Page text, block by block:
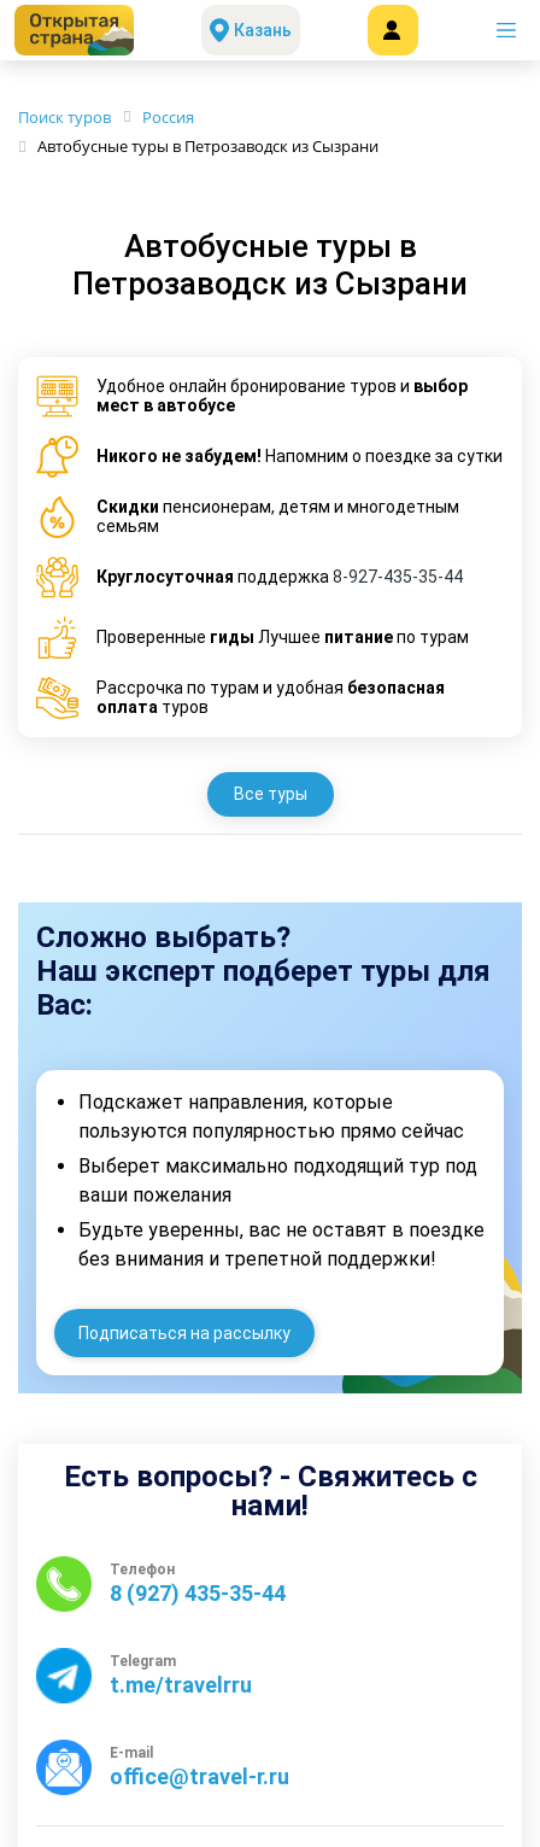
Казань
Поиск туров
Россия
Автобусные туры в Петрозаводск из Сызрани
Автобусные туры в
Петрозаводск из Сызрани
Удобное онлайн бронирование туров и выбор
мест в автобусе
Никого не забудем! Напомним о поездке за сутки
Cкидки пенсионерам, детям и многодетным
семьям
Круглосуточная поддержка 8-927-435-35-44
Проверенные гиды Лучшее питаниепо турам
Рассрочка по турам и удобная безопасная
оплата туров
Все туры
Сложно выбрать?
Наш эксперт подберет туры для
Вас:
Подскажет направления, которые
пользуются популярностью прямо сейчас
Выберет максимально подходящий тур под
ваши пожелания
Будьте уверенны, вас не оставят в поездке
без внимания и трепетной поддержки!
Подписаться на рассылку
Есть вопросы? - Свяжитесь с
нами!
Телефон
8 (927) 435-35-44
Telegram
t.me/travelrru
E-mail
office@travel-r.ru